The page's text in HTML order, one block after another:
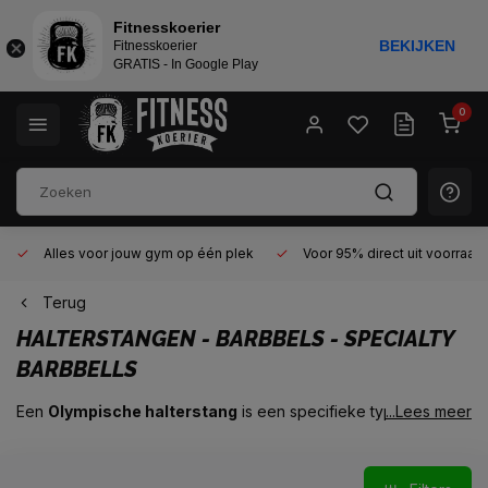
0
Alles voor jouw gym op één plek Voor 95% direct uit
Terug
HALTERSTANGEN - BARBBELS - SPECIALTY
BARBBELLS
Een Olympische halterstang is een specifieke type
aan te kunnen en voldoet aan de officiële eisen voor
...Lees meer
Fitnesskoerier
Fitnesskoerier
GRATIS - In Google Play
BEKIJKEN